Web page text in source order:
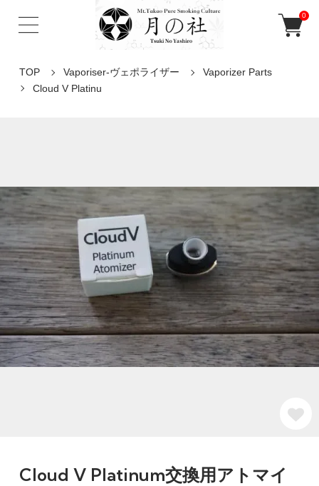
0
TOP Vaporiser-ヴェポライザー
Vaporizer Parts
Cloud V Platinu
Cloud V Platinum交換用アトマイ